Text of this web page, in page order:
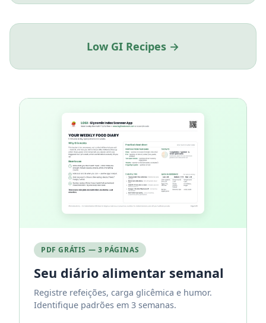
Low GI Recipes →
PDF GRÁTIS — 3 PÁGINAS
Seu diário alimentar semanal
Registre refeições, carga glicêmica e humor.
Identifique padrões em 3 semanas.